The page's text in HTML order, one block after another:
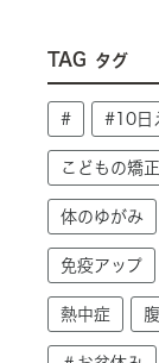
TAG タグ
# #10日
こどもの矯正
体のゆがみ
免疫アップ
熱中症